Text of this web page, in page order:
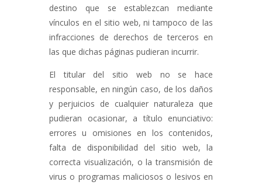
destino que se establezcan mediante
vínculos en el sitio web, ni tampoco de las
infracciones de derechos de terceros en
las que dichas páginas pudieran incurrir.
El titular del sitio web no se hace
responsable, en ningún caso, de los daños
y perjuicios de cualquier naturaleza que
pudieran ocasionar, a título enunciativo:
errores u omisiones en los contenidos,
falta de disponibilidad del sitio web, la
correcta visualización, o la transmisión de
virus o programas maliciosos o lesivos en